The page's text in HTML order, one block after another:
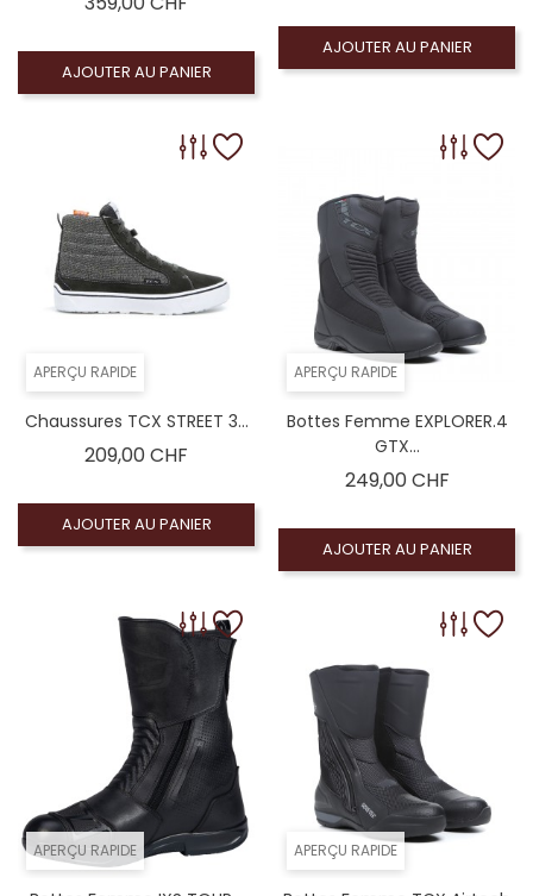
AJOUTER AU PANIER
AJOUTER AU PANIER
APERÇU RAPIDE
Chaussures TCX STREET 3...
209,00 CHF
AJOUTER AU PANIER
APERÇU RAPIDE
Bottes Femme EXPLORER.4
GTX...
249,00 CHFPrix
AJOUTER AU PANIER
APERÇU RAPIDE APERÇU RAPIDE